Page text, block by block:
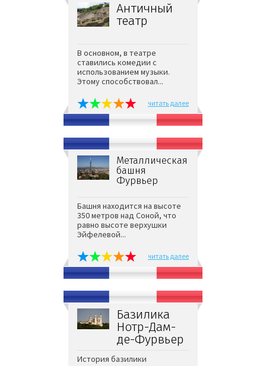
Античный
театр
В основном, в театре
ставились комедии с
использованием музыки.
Этому способствовал...
читать далее
Металлическая
башня
Фурвьер
Башня находится на высоте
350 метров над Соной, что
равно высоте верхушки
Эйфелевой...
читать далее
Базилика
Нотр-Дам-
де-Фурвьер
История базилики